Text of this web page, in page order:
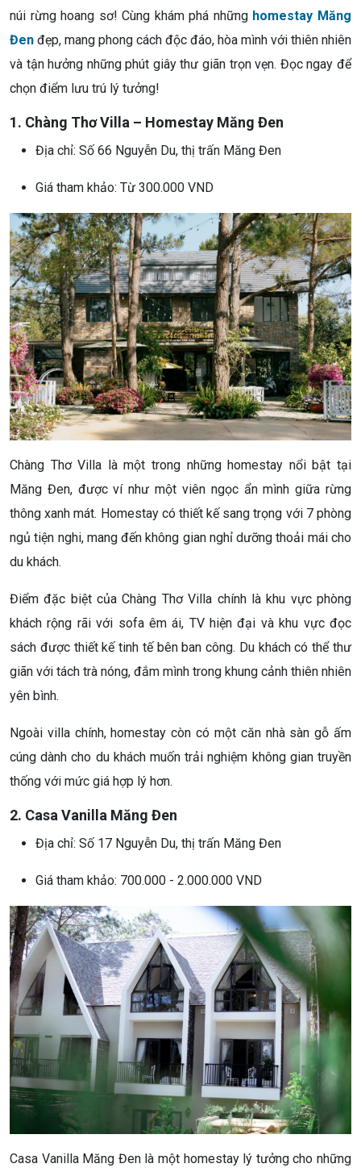
núi rừng hoang sơ! Cùng khám phá những homestay Măng
Đen đẹp, mang phong cách độc đáo, hòa mình với thiên nhiên
và tận hưởng những phút giây thư giãn trọn vẹn. Đọc ngay để
chọn điểm lưu trú lý tưởng!
1. Chàng Thơ Villa – Homestay Măng Đen
Địa chỉ: Số 66 Nguyễn Du, thị trấn Măng Đen
Giá tham khảo: Từ 300.000 VND
Chàng Thơ Villa là một trong những homestay nổi bật tại
Măng Đen, được ví như một viên ngọc ẩn mình giữa rừng
thông xanh mát. Homestay có thiết kế sang trọng với 7 phòng
ngủ tiện nghi, mang đến không gian nghỉ dưỡng thoải mái cho
du khách.
Điểm đặc biệt của Chàng Thơ Villa chính là khu vực phòng
khách rộng rãi với sofa êm ái, TV hiện đại và khu vực đọc
sách được thiết kế tinh tế bên ban công. Du khách có thể thư
giãn với tách trà nóng, đắm mình trong khung cảnh thiên nhiên
yên bình.
Ngoài villa chính, homestay còn có một căn nhà sàn gỗ ấm
cúng dành cho du khách muốn trải nghiệm không gian truyền
thống với mức giá hợp lý hơn.
2. Casa Vanilla Măng Đen
Địa chỉ: Số 17 Nguyễn Du, thị trấn Măng Đen
Giá tham khảo: 700.000 - 2.000.000 VND
Casa Vanilla Măng Đen là một homestay lý tưởng cho những